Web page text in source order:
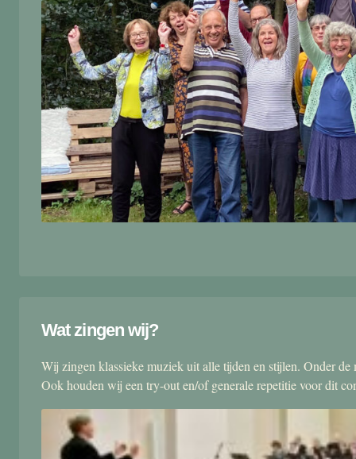
Wat zingen wij?
Wij zingen klassieke muziek uit alle tijden en stijlen. Onder
Ook houden wij een try-out en/of generale repetitie voor dit